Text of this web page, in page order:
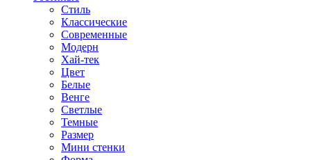
Стиль
Классические
Современные
Модерн
Хай-тек
Цвет
Белые
Венге
Светлые
Темные
Размер
Мини стенки